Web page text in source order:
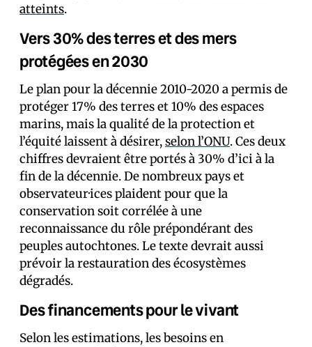
atteints.
Vers 30% des terres et des mers
protégées en 2030
Le plan pour la décennie 2010-2020 a permis de
protéger 17% des terres et 10% des espaces
marins, mais la qualité de la protection et
l’équité laissent à désirer,selon l’ONU. Ces deux
chiffres devraient être portés à 30% d’ici à la
fin de la décennie. De nombreux pays et
observateur·ices plaident pour que la
conservation soit corrélée à une
reconnaissance du rôle prépondérant des
peuples autochtones. Le texte devrait aussi
prévoir la restauration des écosystèmes
dégradés.
Des financements pour le vivant
Selon les estimations, les besoins en